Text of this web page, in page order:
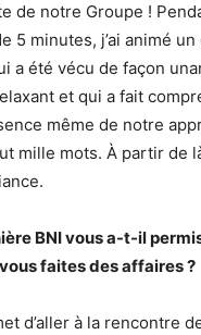
de notre Groupe !
5 minutes, j’ai animé
a été vécu de façon
et qui a fait
même de notre
mille mots. À partir de
BNI vous a-t-il
faites des affaires ?
d’aller à la rencontre